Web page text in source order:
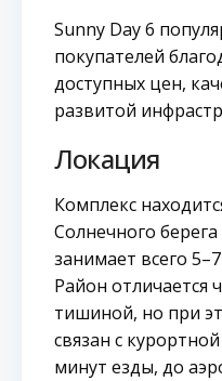
Sunny Day 6
покупателей
доступных цен,
развитой
Локация
Комплекс
Солнечного
занимает всего
Район отличается
тишиной, но при
связан с
минут езды, до